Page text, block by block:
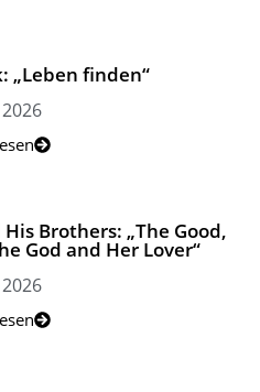
„Leben finden“
His Brothers: „The Good,
God and Her Lover“